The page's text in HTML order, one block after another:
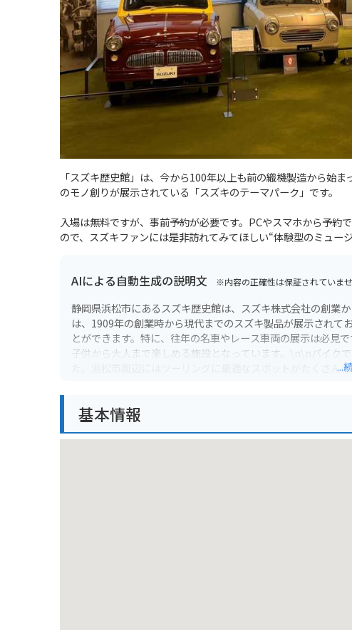
「スズキ歴史館」は、今から100年以上も前の織機製造から始
のモノ創りが展示されている「スズキのテーマパーク」です。
入場は無料ですが、事前予約が必要です。PCやスマホから予
ので、スズキファンには是非訪れてみてほしい“体験型のミュー
AIによる自動生成の説明文 ※内容の正確性は保証されていませ
静岡県浜松市にあるスズキ歴史館は、スズキ株式会社の創業
は、1909年の創業時から現代までのスズキ製品が展示され
とができます。特に、往年の名車やレース車両の展示は必見
子供から大人まで楽しめる施設となっています。\n\nバイク
た、浜松市周辺にはツーリングに最適なスポットがたくさ ...
基本情報